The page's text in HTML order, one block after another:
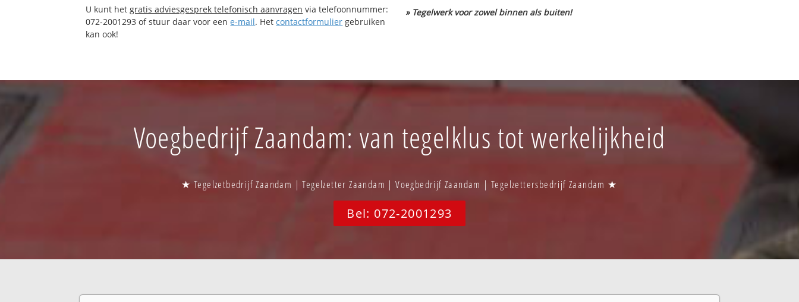
U kunt hetgratis adviesgesprek telefonisch aanvragen via telefoonnummer:
072-2001293 of stuur daar voor eene-mail. Hetcontactformulier gebruiken
kan ook!
» Tegelwerk voor zowel binnen als buiten!
Voegbedrijf Zaandam: van tegelklus tot werkelijkheid
★ Tegelzetbedrijf Zaandam | Tegelzetter Zaandam | Voegbedrijf Zaandam | Tegelzettersbedrijf Zaandam ★
Bel: 072-2001293